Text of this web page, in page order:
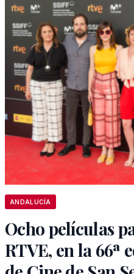
ANDALUCÍA
Ocho películas
RTVE, en la 66ª